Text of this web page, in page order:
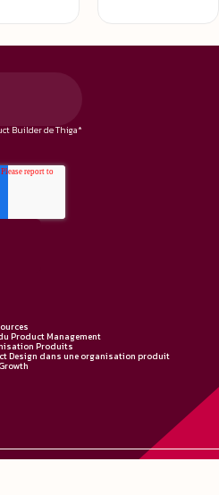
Builder de Thiga*
Product Management
Produits
Design dans une organisation produit